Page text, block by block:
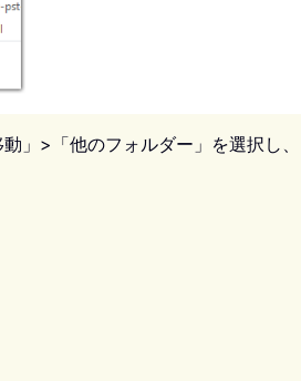
」>「他のフォルダー」を選択し